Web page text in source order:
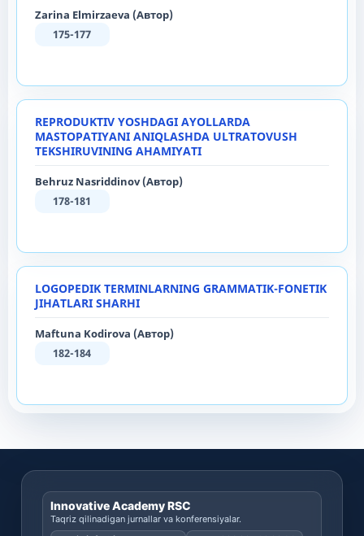
Zarina Elmirzaeva (Автор)
175-177
REPRODUKTIV YOSHDAGI AYOLLARDA
MASTOPATIYANI ANIQLASHDA ULTRATOVUSH
TEKSHIRUVINING AHAMIYATI
Behruz Nasriddinov (Автор)
178-181
LOGOPEDIK TERMINLARNING GRAMMATIK-FONETIK
JIHATLARI SHARHI
Maftuna Kodirova (Автор)
182-184
Innovative Academy RSC
Taqriz qilinadigan jurnallar va konferensiyalar.